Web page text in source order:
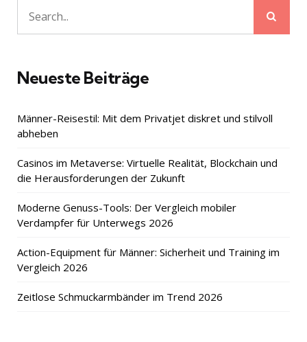
Search
for:
Neueste Beiträge
Männer-Reisestil: Mit dem Privatjet diskret und stilvoll
abheben
Casinos im Metaverse: Virtuelle Realität, Blockchain und
die Herausforderungen der Zukunft
Moderne Genuss-Tools: Der Vergleich mobiler
Verdampfer für Unterwegs 2026
Action-Equipment für Männer: Sicherheit und Training im
Vergleich 2026
Zeitlose Schmuckarmbänder im Trend 2026